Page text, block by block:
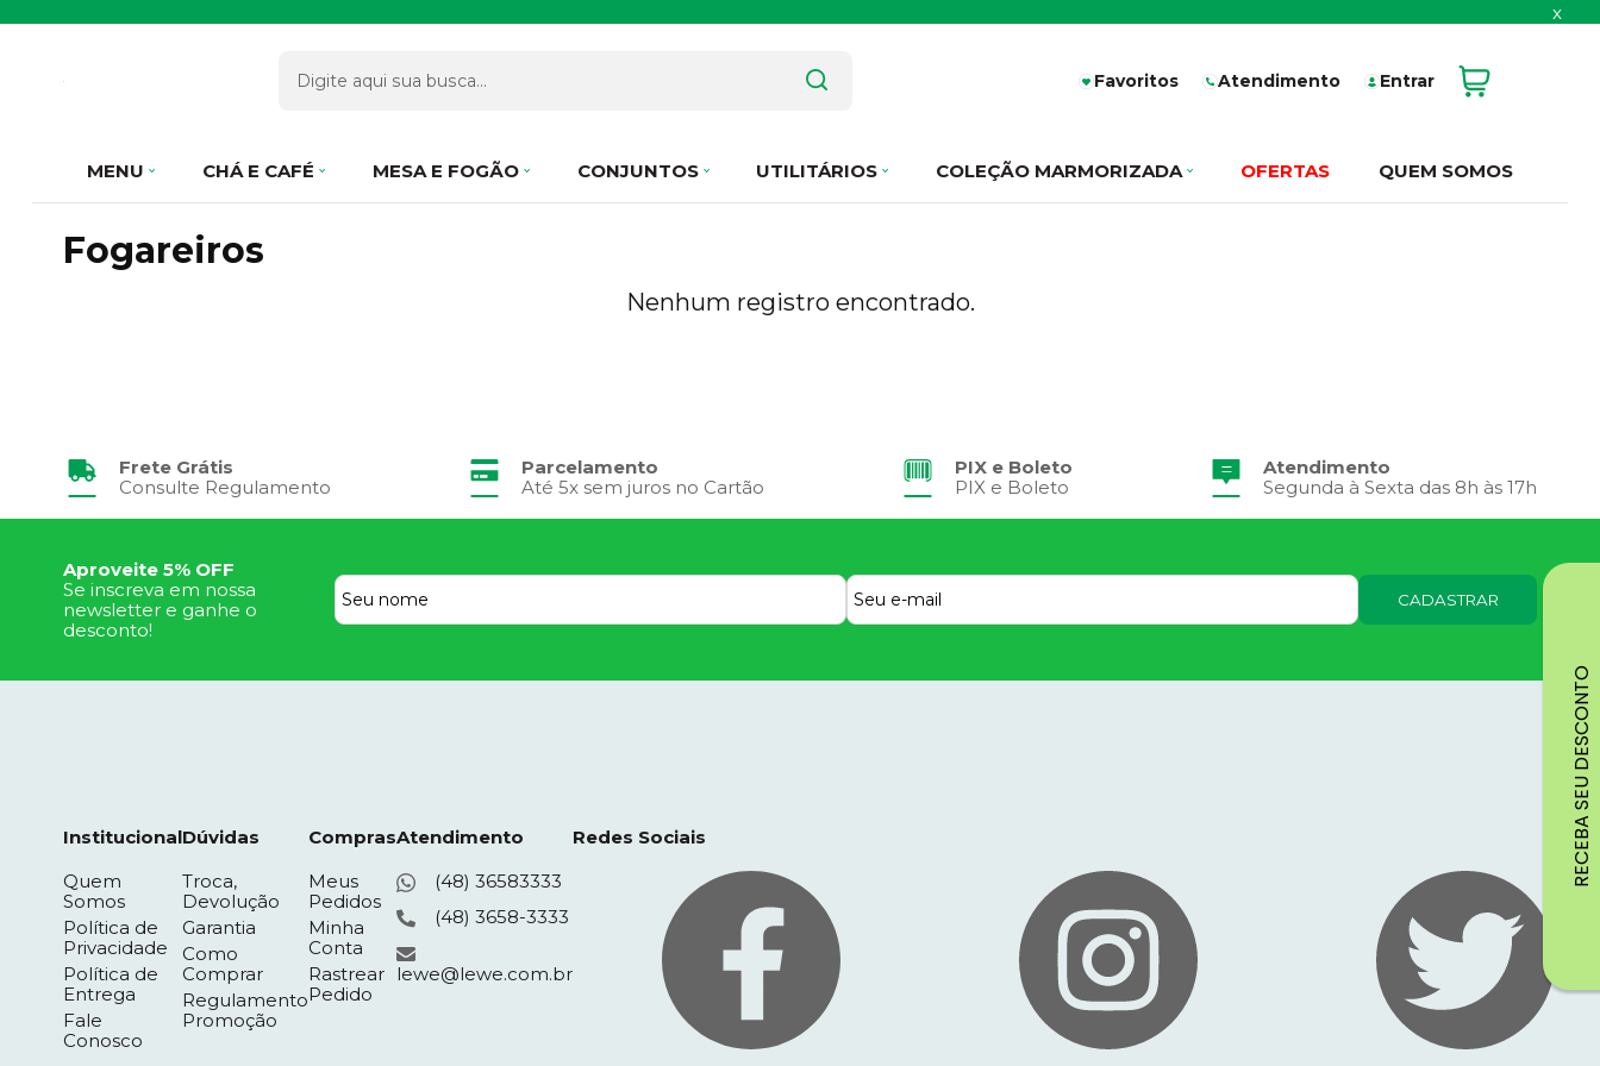
x
Favoritos Atendimento Entrar
MENU CHÁ E CAFÉ MESA E FOGÃO CONJUNTOS UTILITÁRIOS COLEÇÃO MARMORIZADA OFERTAS QUEM SOMOS
Fogareiros
Nenhum registro encontrado.
Frete Grátis
Consulte Regulamento
Parcelamento
Até 5x sem juros no Cartão
PIX e Boleto
PIX e Boleto
Atendimento
Segunda à Sexta das 8h às 17h
Aproveite 5% OFF
Se inscreva em nossa
newsletter e ganhe o
desconto!
CADASTRAR
Institucional
Quem
Somos
Política de
Privacidade
Política de
Entrega
Fale
Conosco
Dúvidas
Troca,
Devolução
Garantia
Como
Comprar
Regulamento
Promoção
Compras
Meus
Pedidos
Minha
Conta
Rastrear
Pedido
Atendimento
(48) 36583333
(48) 3658-3333
lewe@lewe.com.br
Redes Sociais